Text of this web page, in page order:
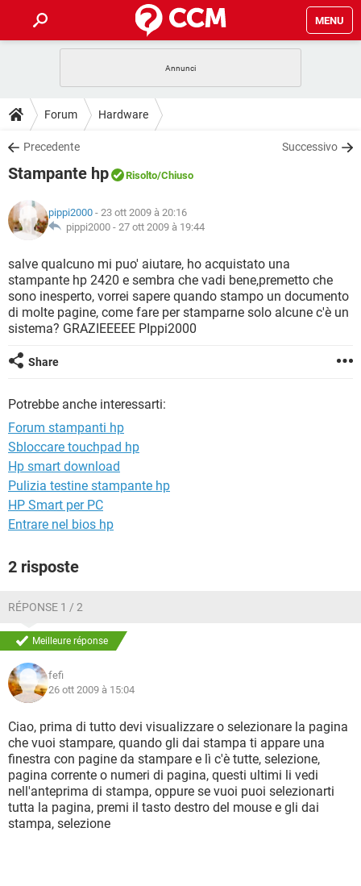
MENU
INTRATTENIMENTO
iOS
INSTAGRAM WHATSAPP
TIKTOK
HARDWARE
GUIDE
COVID-19
INSTAGRAM
HARDWARE
DOWNLOAD
COVID-19 GAMING
INTRATTENIMENTO
iOS WINDOWS 10
INSTAGRAM WHATSAPP
TIKTOK FACEBOOK
HARDWARE
FORUM
COVID-19
iOS WINDOWS 10
INSTAGRAM WHATSAPP
TIKTOK FACEBOOK
HARDWARE
GLOSSARIO
COVID-19
INTRATTENIMENTO ANDROID
iOS WINDOWS 10
TIKTOK
Forum Hardware
Precedente Successivo
Stampante hp Risolto/Chiuso
pippi2000 - 23 ott 2009 à 20:16
pippi2000 - 27 ott 2009 à 19:44
salve qualcuno mi puo' aiutare, ho acquistato una
stampante hp 2420 e sembra che vadi bene,premetto che
sono inesperto, vorrei sapere quando stampo un documento
di molte pagine, come fare per stamparne solo alcune c'è un
sistema? GRAZIEEEEE PIppi2000
Share
Potrebbe anche interessarti:
Forum stampanti hp
Sbloccare touchpad hp
Hp smart download
Pulizia testine stampante hp
HP Smart per PC
Entrare nel bios hp
2 risposte
RÉPONSE 1 / 2
Meilleure réponse
fefi
26 ott 2009 à 15:04
Ciao, prima di tutto devi visualizzare o selezionare la pagina
che vuoi stampare, quando gli dai stampa ti appare una
finestra con pagine da stampare e lì c'è tutte, selezione,
pagina corrente o numeri di pagina, questi ultimi li vedi
nell'anteprima di stampa, oppure se vuoi puoi selezionarti
tutta la pagina, premi il tasto destro del mouse e gli dai
stampa, selezione